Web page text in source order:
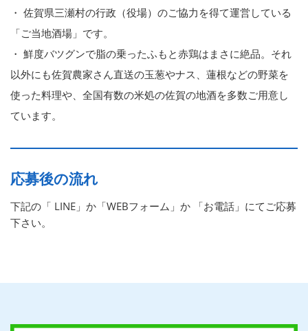
・ 佐賀県三瀬村の行政（役場）のご協力を得て運営している
「ご当地酒場」です。
・ 鮮度バツグンで脂の乗ったふもと赤鶏はまさに絶品。それ
以外にも佐賀農家さん直送の玉葱やナス、蓮根などの野菜を
使った料理や、全国有数の米処の佐賀の地酒を多数ご用意し
ています。
応募後の流れ
下記の「 LINE」か「WEBフォーム」か 「お電話」にてご応募
下さい。